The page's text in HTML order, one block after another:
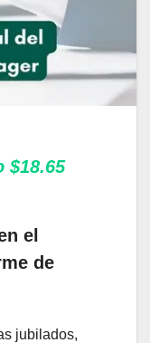
$18.65
el
de
jubilados,